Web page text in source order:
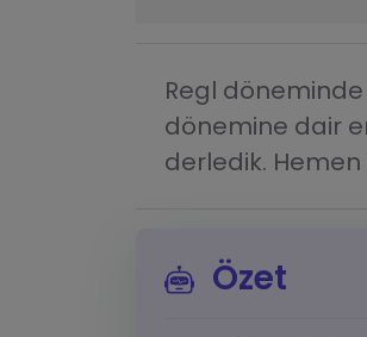
Regl
dönemine dair
derledik.
Özet